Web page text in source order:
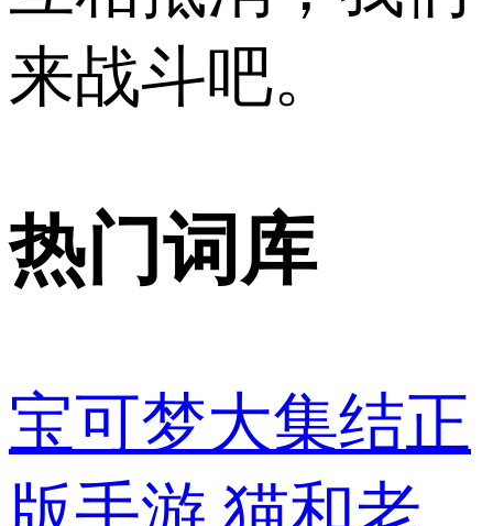
来战斗吧。
热门词库
宝可梦大集结正